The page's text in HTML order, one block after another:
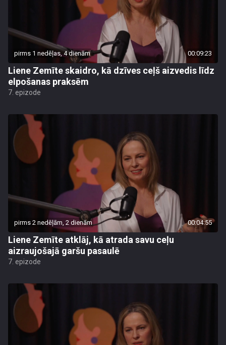
pirms 1 nedēļas, 4 dienām 00:09:23
Liene Zemīte skaidro, kā dzīves ceļš aizvedis līdz
elpošanas praksēm
7. epizode
pirms 2 nedēļām, 2 dienām 00:04:55
Liene Zemīte atklāj, kā atrada savu ceļu
aizraujošajā garšu pasaulē
7. epizode